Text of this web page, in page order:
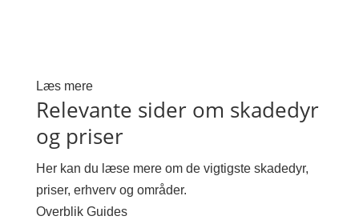
Læs mere
Relevante sider om skadedyr
og priser
Her kan du læse mere om de vigtigste skadedyr,
priser, erhverv og områder.
Overblik Guides